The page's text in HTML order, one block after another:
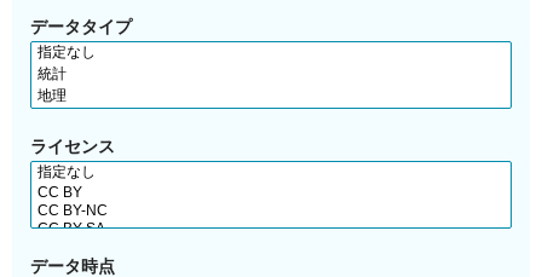
データタイプ
ライセンス
データ時点